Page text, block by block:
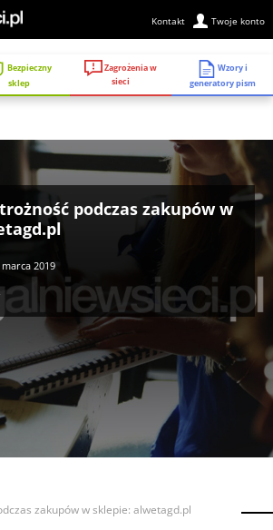
Kontakt Twoje konto
Bezpieczny
sklep
Zagrożenia w
sieci
Wzory i
generatory pism
podczas zakupów w
marca 2019
zakupów w sklepie: alwetagd.pl